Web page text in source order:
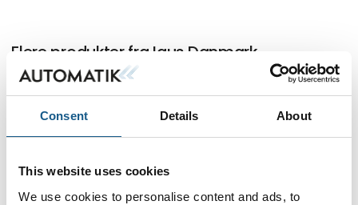
Consent Details About
This website uses cookies
We use cookies to personalise content and ads, to
Flere produkter fra Igus Danmark
E4.1 - energy chain